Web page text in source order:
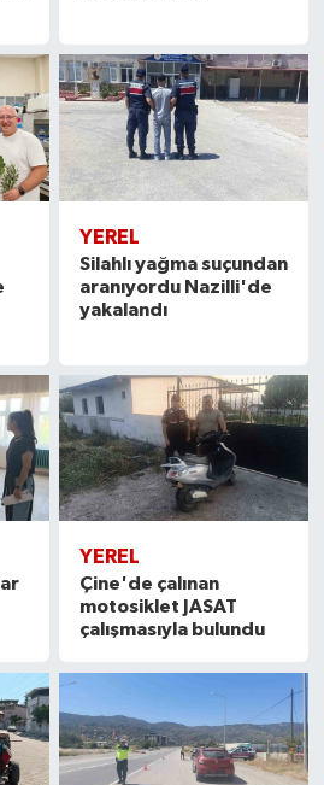
YEREL
Silahlı yağma suçundan
aranıyordu Nazilli'de
yakalandı
YEREL
Çine'de çalınan
motosiklet JASAT
çalışmasıyla bulundu